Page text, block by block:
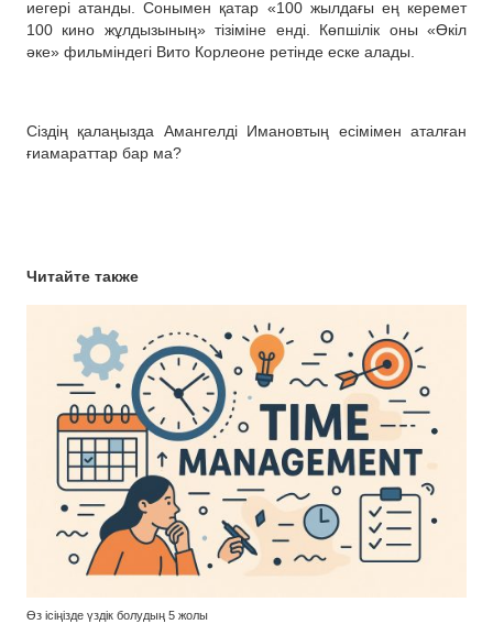
иегері атанды. Сонымен қатар «100 жылдағы ең керемет
100 кино жұлдызының» тізіміне енді. Көпшілік оны «Өкіл
әке» фильміндегі Вито Корлеоне ретінде еске алады.
Сіздің қалаңызда Амангелді Имановтың есімімен аталған
ғиамараттар бар ма?
Читайте также
Өз ісіңізде үздік болудың 5 жолы